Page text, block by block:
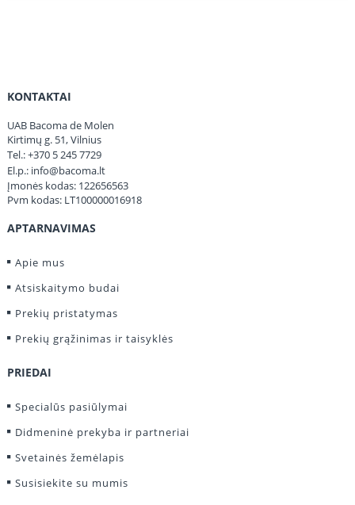
KONTAKTAI
UAB Bacoma de Molen
Kirtimų g. 51, Vilnius
Tel.:+370 5 245 7729
El.p.: info@bacoma.lt
Įmonės kodas: 122656563
Pvm kodas: LT100000016918
APTARNAVIMAS
Apie mus
Atsiskaitymo budai
Prekių pristatymas
Prekių grąžinimas ir taisyklės
PRIEDAI
Specialūs pasiūlymai
Didmeninė prekyba ir partneriai
Svetainės žemėlapis
Susisiekite su mumis